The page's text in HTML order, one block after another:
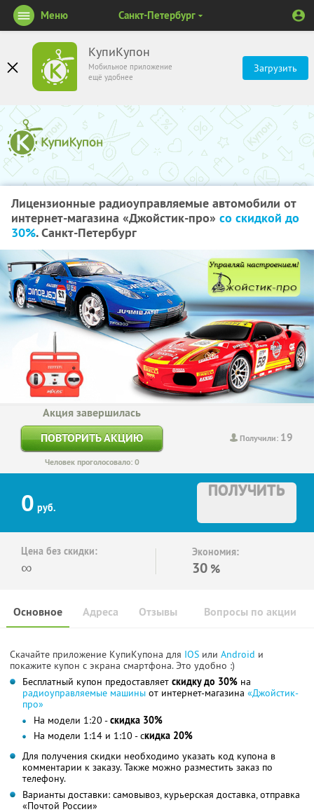
КупиКупон
Мобильное приложение
ещё удобнее
Загрузить
Меню Санкт-Петербург
Лицензионные радиоуправляемые автомобили от
интернет-магазина «Джойстик-про» со скидкой до
30%. Санкт-Петербург
Получили: 19
Акция завершилась
ПОВТОРИТЬ АКЦИЮ
Человек проголосовало: 0
0 руб.
ПОЛУЧИТЬ
Цена без скидки:
∞
Экономия:
30 %
Основное Отзывы Вопросы по акции
Адреса
Скачайте приложение КупиКупона для IOS или Android и
покажите купон с экрана смартфона. Это удобно :)
Бесплатный купон предоставляет скидку до 30% на
радиоуправляемые машины от интернет-магазина «Джойстик-
про»
На модели 1:20 -скидка 30%
На модели 1:14 и 1:10 - скидка 20%
Для получения скидки необходимо указать код купона в
комментарии к заказу. Также можно разместить заказ по
телефону.
Варианты доставки: самовывоз, курьерская доставка, отправка
«Почтой России»